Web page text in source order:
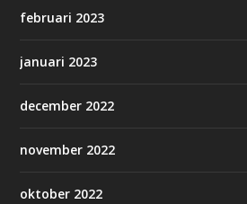
februari 2023
januari 2023
december 2022
november 2022
oktober 2022